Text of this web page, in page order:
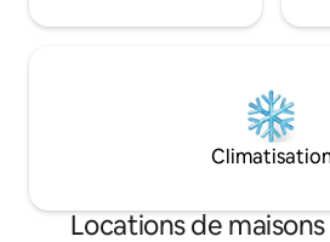
Locations de